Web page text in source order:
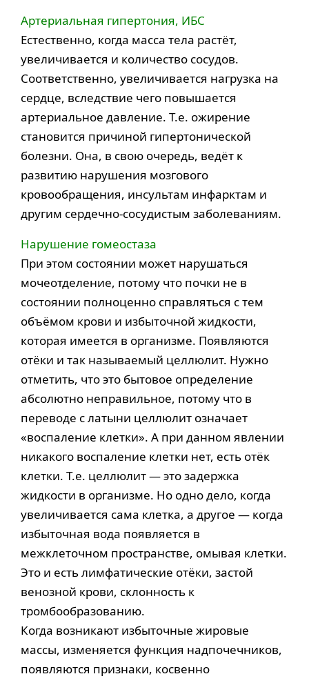
Артериальная гипертония, ИБС
Естественно, когда масса тела растёт,
увеличивается и количество сосудов.
Соответственно, увеличивается нагрузка на
сердце, вследствие чего повышается
артериальное давление. Т.е. ожирение
становится причиной гипертонической
болезни. Она, в свою очередь, ведёт к
развитию нарушения мозгового
кровообращения, инсультам инфарктам и
другим сердечно-сосудистым заболеваниям.
Нарушение гомеостаза
При этом состоянии может нарушаться
мочеотделение, потому что почки не в
состоянии полноценно справляться с тем
объёмом крови и избыточной жидкости,
которая имеется в организме. Появляются
отёки и так называемый целлюлит. Нужно
отметить, что это бытовое определение
абсолютно неправильное, потому что в
переводе с латыни целлюлит означает
«воспаление клетки». А при данном явлении
никакого воспаление клетки нет, есть отёк
клетки. Т.е. целлюлит — это задержка
жидкости в организме. Но одно дело, когда
увеличивается сама клетка, а другое — когда
избыточная вода появляется в
межклеточном пространстве, омывая клетки.
Это и есть лимфатические отёки, застой
венозной крови, склонность к
тромбообразованию.
Когда возникают избыточные жировые
массы, изменяется функция надпочечников,
появляются признаки, косвенно